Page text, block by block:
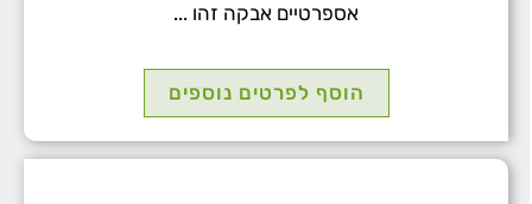
אספרטיים אבקה זהו ...
הוסף לפרטים נוספים